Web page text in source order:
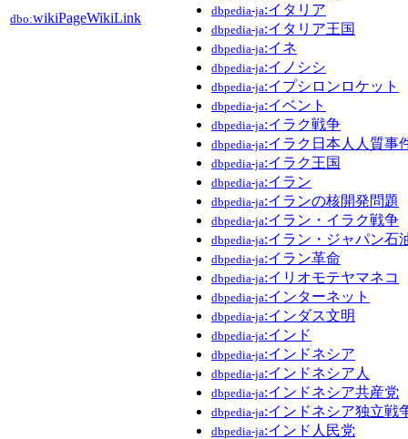
dbo:wikiPageWikiLink dbpedia-ja:イタリア
dbpedia-ja:イタリア王国
dbpedia-ja:イネ
dbpedia-ja:イノシシ
dbpedia-ja:イプシロンロケット
dbpedia-ja:イベント
dbpedia-ja:イラク戦争
dbpedia-ja:イラク日本人人質事
dbpedia-ja:イラク王国
dbpedia-ja:イラン
dbpedia-ja:イランの核開発問題
dbpedia-ja:イラン・イラク戦争
dbpedia-ja:イラン・ジャパン石
dbpedia-ja:イラン革命
dbpedia-ja:イリオモテヤマネコ
dbpedia-ja:インターネット
dbpedia-ja:インダス文明
dbpedia-ja:インド
dbpedia-ja:インドネシア
dbpedia-ja:インドネシア人
dbpedia-ja:インドネシア共産党
dbpedia-ja:インドネシア独立戦
dbpedia-ja:インド人民党